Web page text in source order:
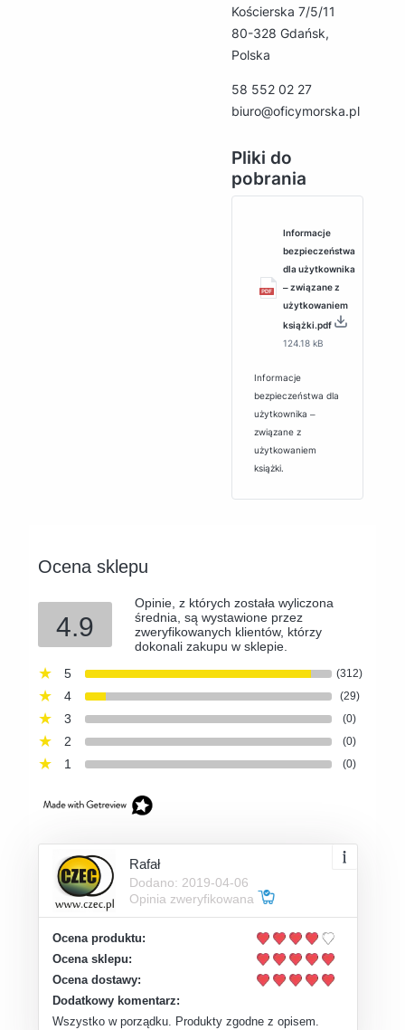
Kościerska 7/5/11
80-328 Gdańsk,
Polska
58 552 02 27
biuro@oficymorska.pl
Pliki do
pobrania
Informacje
bezpieczeństwa
dla użytkownika
‒ związane z
użytkowaniem
książki.pdf
124.18 kB
Informacje
bezpieczeństwa dla
użytkownika ‒
związane z
użytkowaniem
książki.
Ocena sklepu
4.9
Opinie, z których została wyliczona
średnia, są wystawione przez
zweryfikowanych klientów, którzy
dokonali zakupu w sklepie.
5
(312)
4 (29)
3 (0)
2 (0)
1 (0)
Rafał
Dodano: 2019-04-06
Opinia zweryfikowana
Ocena produktu:
Ocena sklepu:
Ocena dostawy:
Dodatkowy komentarz:
Wszystko w porządku. Produkty zgodne z opisem.